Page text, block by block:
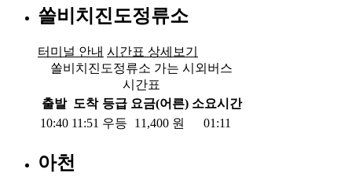
쏠비치진도정류소
터미널 안내 시간표 상세보기
쏠비치진도정류소 가는 시외버스
시간표
출발 도착 등급 요금(어른) 소요시간
10:40 11:51 우등 11,400 원 01:11
아천